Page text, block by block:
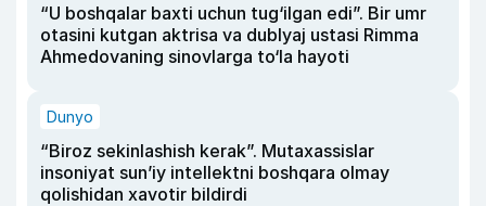
“U boshqalar baxti uchun tug‘ilgan edi”. Bir umr
otasini kutgan aktrisa va dublyaj ustasi Rimma
Ahmedovaning sinovlarga to‘la hayoti
Dunyo
“Biroz sekinlashish kerak”. Mutaxassislar
insoniyat sun’iy intellektni boshqara olmay
qolishidan xavotir bildirdi